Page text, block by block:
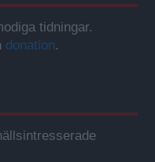
tidningar.
donation.